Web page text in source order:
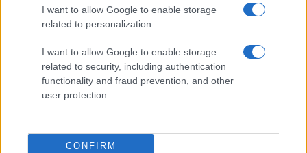
I want to allow Google to enable storage
related to personalization.
I want to allow Google to enable storage
related to security, including authentication
functionality and fraud prevention, and other
user protection.
CONFIRM
NECROLOGIE
Mario Malu